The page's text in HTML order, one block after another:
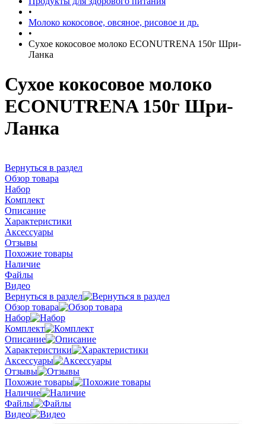
•
Молоко кокосовое, овсяное, рисовое и др.
•
Сухое кокосовое молоко ECONUTRENA 150г Шри-
Ланка
Сухое кокосовое молоко
ECONUTRENA 150г Шри-
Ланка
Вернуться в раздел
Обзор товара
Набор
Комплект
Описание
Характеристики
Аксессуары
Отзывы
Похожие товары
Наличие
Файлы
Видео
Вернуться в раздел
Обзор товара
Набор
Комплект
Описание
Характеристики
Аксессуары
Отзывы
Похожие товары
Наличие
Файлы
Видео